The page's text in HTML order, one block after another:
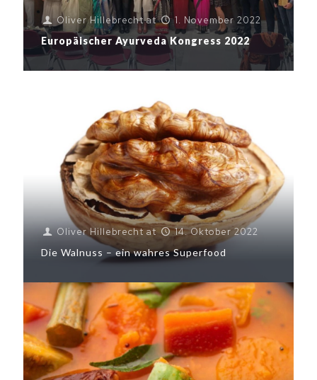
Oliver Hillebrecht at
1. November 2022
Europäischer Ayurveda Kongress 2022
Oliver Hillebrecht at
14. Oktober 2022
Die Walnuss – ein wahres Superfood